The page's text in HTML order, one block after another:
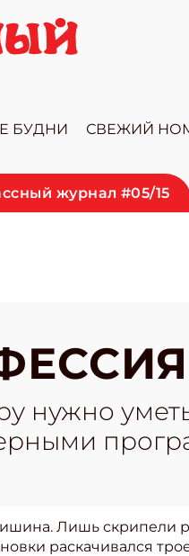
БУДНИ СВЕЖИЙ
журнал #05/15
нужно
Лишь скрипели
раскачивался